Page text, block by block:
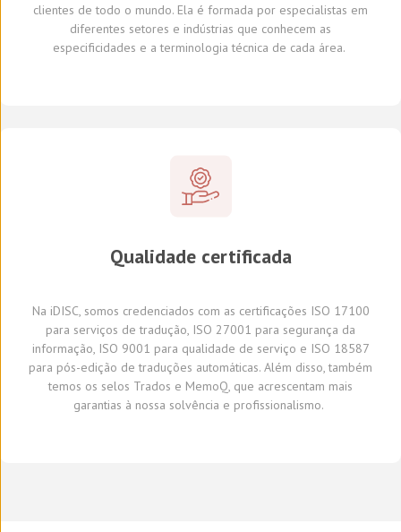
clientes de todo o mundo. Ela é formada por especialistas em
diferentes setores e indústrias que conhecem as
especificidades e aterminologia técnica de cada área.
Qualidade certificada
Na iDISC somos credenciados com as certificações ISO 17100
para serviços de tradução, ISO 27001 para segurança da
informação, ISO 9001 para qualidade de serviço e ISO 18587
para pós-edição de traduções automáticas. Além disso, também
temos os selos Trados e MemoQ , que acrescentam mais
garantias à nossa solvência e profissionalismo.